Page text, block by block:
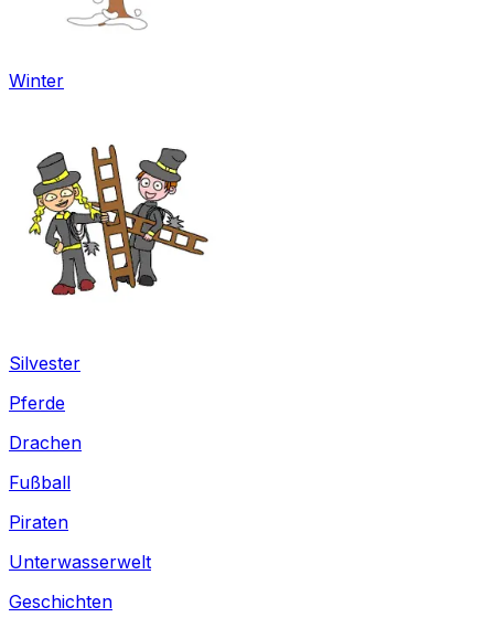
Winter
Silvester
Pferde
Drachen
Fußball
Piraten
Unterwasserwelt
Geschichten